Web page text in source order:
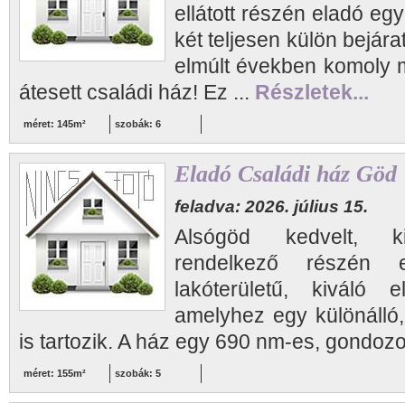
ellátott részén eladó
két teljesen külön
elmúlt években komoly
átesett családi ház! Ez ... Részletek...
méret: 145m² szobák: 6
Eladó Családi ház Göd
feladva: 2026. július 15.
Alsógöd kedvelt,
rendelkező
lakóterületű, kiváló
amelyhez egy
is tartozik. A ház egy 690 nm-es,
méret: 155m² szobák: 5